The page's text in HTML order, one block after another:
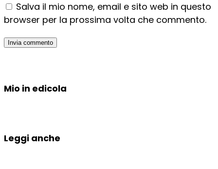
Salva il mio nome, email e sito web in questo
browser per la prossima volta che commento.
Mio in edicola
Leggi anche